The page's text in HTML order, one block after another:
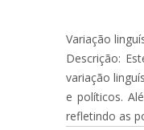
Variação
Descrição:
variação
e políticos.
refletindo as